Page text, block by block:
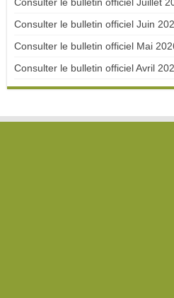
Consulter le bulletin officiel Juin
Consulter le bulletin officiel Mai
Consulter le bulletin officiel Avril